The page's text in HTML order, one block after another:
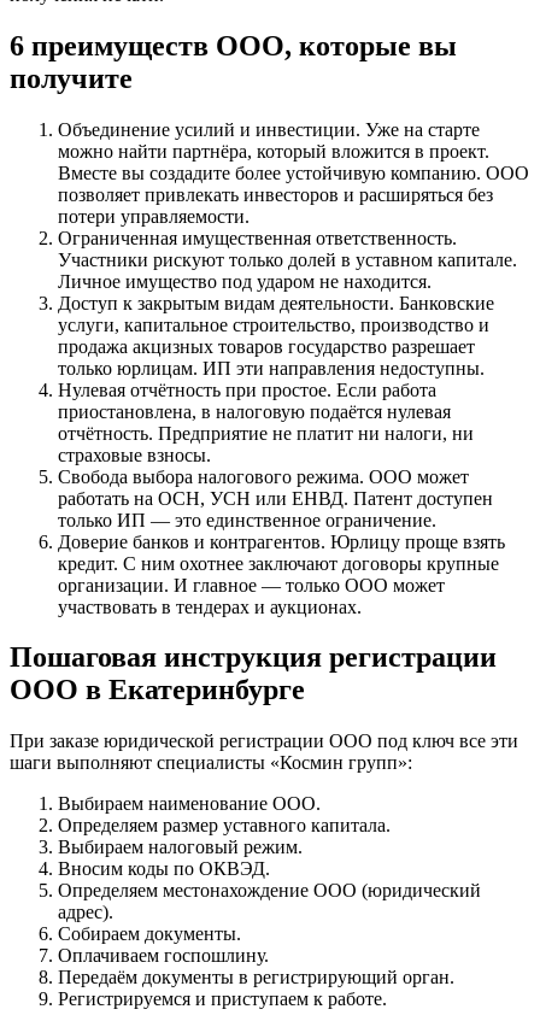
6 преимуществ ООО, которые вы
получите
Объединение усилий и инвестиции. Уже на старте
можно найти партнёра, который вложится в проект.
Вместе вы создадите более устойчивую компанию. ООО
позволяет привлекать инвесторов и расширяться без
потери управляемости.
Ограниченная имущественная ответственность.
Участники рискуют только долей в уставном капитале.
Личное имущество под ударом не находится.
Доступ к закрытым видам деятельности. Банковские
услуги, капитальное строительство, производство и
продажа акцизных товаров государство разрешает
только юрлицам. ИП эти направления недоступны.
Нулевая отчётность при простое. Если работа
приостановлена, в налоговую подаётся нулевая
отчётность. Предприятие не платит ни налоги, ни
страховые взносы.
Свобода выбора налогового режима. ООО может
работать на ОСН, УСН или ЕНВД. Патент доступен
только ИП — это единственное ограничение.
Доверие банков и контрагентов. Юрлицу проще взять
кредит. С ним охотнее заключают договоры крупные
организации. И главное — только ООО может
участвовать в тендерах и аукционах.
Пошаговая инструкция регистрации
ООО в Екатеринбурге
При заказе юридической регистрации ООО под ключ все эти
шаги выполняют специалисты «Космин групп»:
Выбираем наименование ООО.
Определяем размер уставного капитала.
Выбираем налоговый режим.
Вносим коды по ОКВЭД.
Определяем местонахождение ООО (юридический
адрес).
Собираем документы.
Оплачиваем госпошлину.
Передаём документы в регистрирующий орган.
Регистрируемся и приступаем к работе.